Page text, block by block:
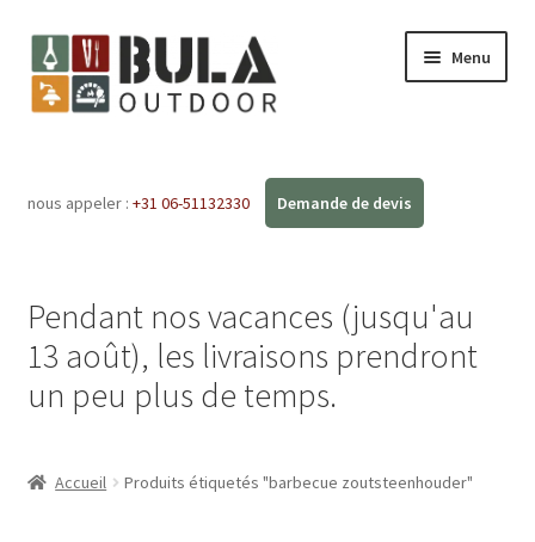
Menu
Boutique en ligne
Blog
nous appeler : +31 06-51132330
Pendant nos vacances (jusqu'au
13 août), les livraisons prendront
un peu plus de temps.
Accueil Produits étiquetés "barbecue zoutsteenhouder"